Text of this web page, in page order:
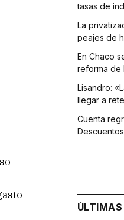
tasas de
La
peajes de
En Chaco
reforma de
Lisandro:
llegar a
Cuenta